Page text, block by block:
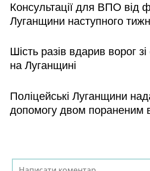
Консультації для ВПО від
Луганщини наступного
Шість разів вдарив ворог зі
на Луганщині
Поліцейські Луганщини
допомогу двом пораненим